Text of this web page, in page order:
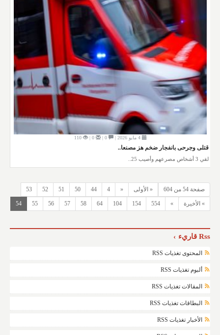
4 مايو 2026 | 0 |
0 |
110
قتلى وجرحى بانفجار ضخم هز مصنعا..
لقي 3 أشخاص مصرعهم وأصيب 25..
صفحة 54 من 604 « الأولى «
4
44
50
51
52
53
54 55 56 57 58 64 104 154 554 » » الأخيرة
Rss قاريء
المحتوى تغذيات RSS
ألبوم تغذيات RSS
المقالات تغذيات RSS
البطاقات تغذيات RSS
الأخبار تغذيات RSS